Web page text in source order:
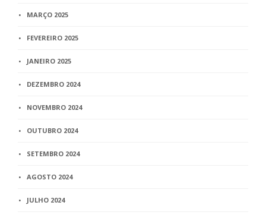
MARÇO 2025
FEVEREIRO 2025
JANEIRO 2025
DEZEMBRO 2024
NOVEMBRO 2024
OUTUBRO 2024
SETEMBRO 2024
AGOSTO 2024
JULHO 2024